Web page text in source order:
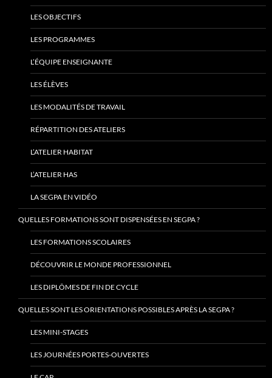
LES OBJECTIFS
LES PROGRAMMES
L’ÉQUIPE ENSEIGNANTE
LES ÉLÈVES
LES MODALITÉS DE TRAVAIL
RÉPARTITION DES ATELIERS
L’ATELIER HABITAT
L’ATELIER HAS
LA SEGPA EN VIDÉO
QUELLES FORMATIONS SONT DISPENSÉES EN SEGPA ?
LES FORMATIONS SCOLAIRES
DÉCOUVRIR LE MONDE PROFESSIONNEL
LES DIPLÔMES DE FIN DE CYCLE
QUELLES SONT LES ORIENTATIONS POSSIBLES APRÈS LA SEGPA ?
LES MINI-STAGES
LES JOURNÉES PORTES-OUVERTES